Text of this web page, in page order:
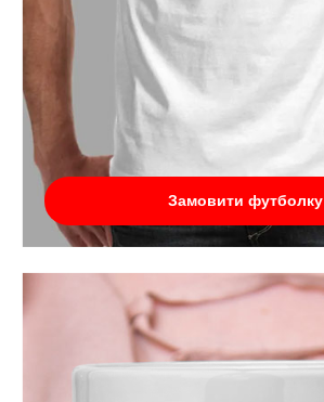
Замовити футболку